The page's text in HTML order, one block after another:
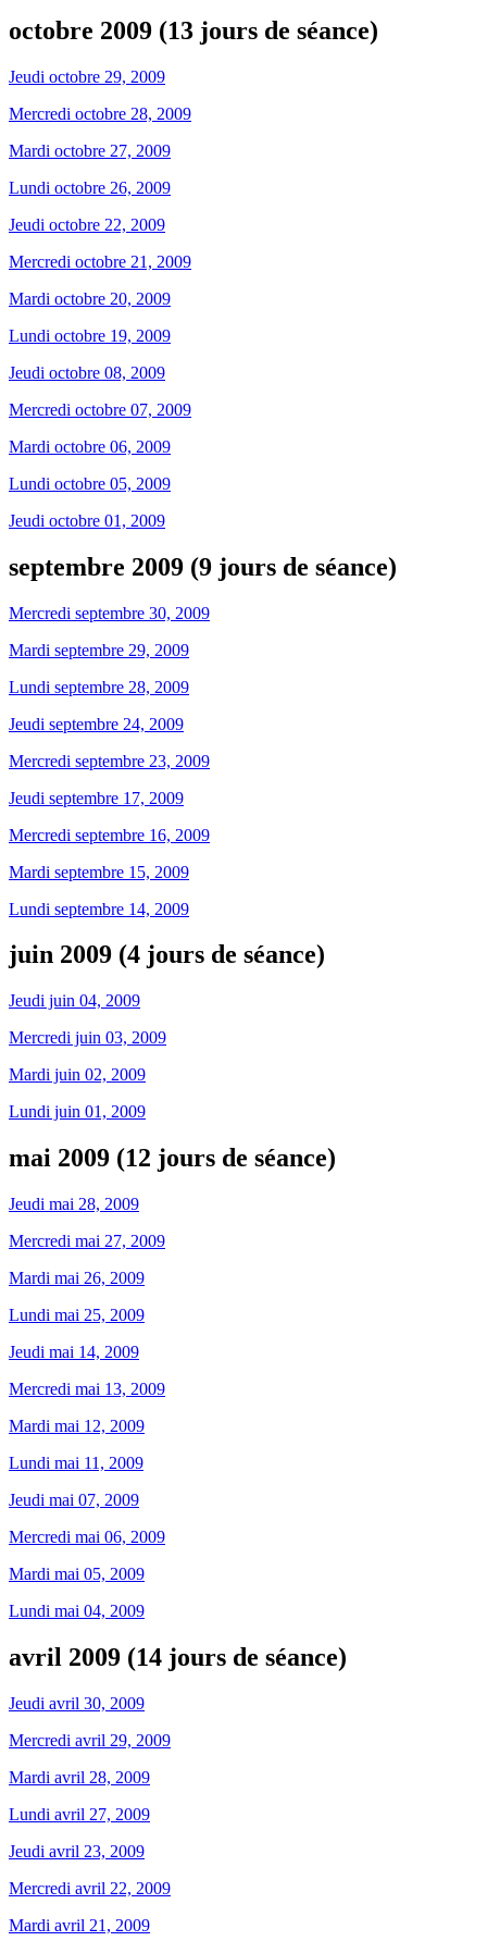
octobre 2009 (13 jours de séance)
Jeudi octobre 29, 2009
Mercredi octobre 28, 2009
Mardi octobre 27, 2009
Lundi octobre 26, 2009
Jeudi octobre 22, 2009
Mercredi octobre 21, 2009
Mardi octobre 20, 2009
Lundi octobre 19, 2009
Jeudi octobre 08, 2009
Mercredi octobre 07, 2009
Mardi octobre 06, 2009
Lundi octobre 05, 2009
Jeudi octobre 01, 2009
septembre 2009 (9 jours de séance)
Mercredi septembre 30, 2009
Mardi septembre 29, 2009
Lundi septembre 28, 2009
Jeudi septembre 24, 2009
Mercredi septembre 23, 2009
Jeudi septembre 17, 2009
Mercredi septembre 16, 2009
Mardi septembre 15, 2009
Lundi septembre 14, 2009
juin 2009 (4 jours de séance)
Jeudi juin 04, 2009
Mercredi juin 03, 2009
Mardi juin 02, 2009
Lundi juin 01, 2009
mai 2009 (12 jours de séance)
Jeudi mai 28, 2009
Mercredi mai 27, 2009
Mardi mai 26, 2009
Lundi mai 25, 2009
Jeudi mai 14, 2009
Mercredi mai 13, 2009
Mardi mai 12, 2009
Lundi mai 11, 2009
Jeudi mai 07, 2009
Mercredi mai 06, 2009
Mardi mai 05, 2009
Lundi mai 04, 2009
avril 2009 (14 jours de séance)
Jeudi avril 30, 2009
Mercredi avril 29, 2009
Mardi avril 28, 2009
Lundi avril 27, 2009
Jeudi avril 23, 2009
Mercredi avril 22, 2009
Mardi avril 21, 2009